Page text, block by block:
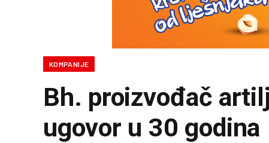
KOMPANIJE
Bh. proizvođač
ugovor u 30 godina